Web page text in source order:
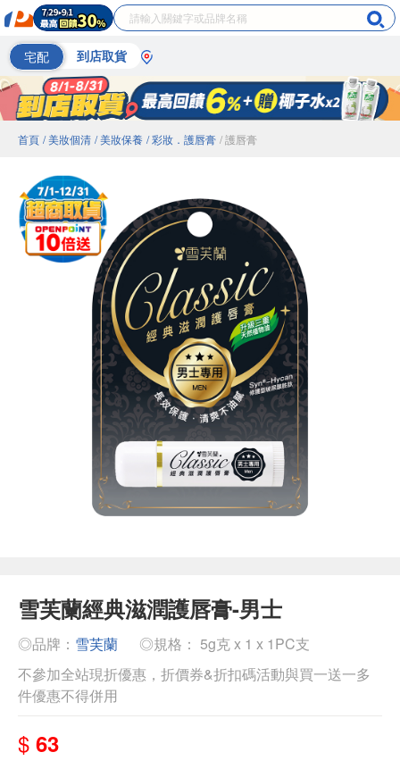
宅配 到店取貨
首頁 / 美妝個清 / 美妝保養 / 彩妝．護唇膏 / 護唇膏
雪芙蘭經典滋潤護唇膏-男士
◎品牌： 雪芙蘭
◎規格： 5g克 x 1 x 1PC支
不參加全站現折優惠，折價券&折扣碼活動與買一送一多
件優惠不得併用
$ 63